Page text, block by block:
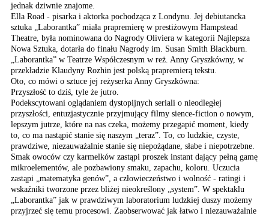
jednak dziwnie znajome.
Ella Road - pisarka i aktorka pochodząca z Londynu. Jej debiutancka
sztuka „Laborantka” miała prapremierę w prestiżowym Hampstead
Theatre, była nominowana do Nagrody Oliviera w kategorii Najlepsza
Nowa Sztuka, dotarła do finału Nagrody im. Susan Smith Blackburn.
„Laborantka” w Teatrze Współczesnym w reż. Anny Gryszkówny, w
przekładzie Klaudyny Rozhin jest polską prapremierą tekstu.
Oto, co mówi o sztuce jej reżyserka Anny Gryszkówna:
Przyszłość to dziś, tyle że jutro.
Podekscytowani oglądaniem dystopijnych seriali o nieodległej
przyszłości, entuzjastycznie przyjmujący filmy sience-fiction o nowym,
lepszym jutrze, które na nas czeka, możemy przegapić moment, kiedy
to, co ma nastąpić stanie się naszym „teraz”. To, co ludzkie, czyste,
prawdziwe, niezauważalnie stanie się niepożądane, słabe i niepotrzebne.
Smak owoców czy karmelków zastąpi proszek instant dający pełną gamę
mikroelementów, ale pozbawiony smaku, zapachu, koloru. Uczucia
zastąpi „matematyka genów”, a człowieczeństwo i wolność - ratingi i
wskaźniki tworzone przez bliżej nieokreślony „system”. W spektaklu
„Laborantka” jak w prawdziwym laboratorium ludzkiej duszy możemy
przyjrzeć się temu procesowi. Zaobserwować jak łatwo i niezauważalnie